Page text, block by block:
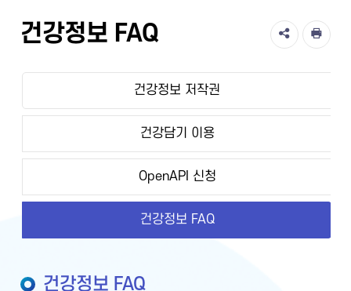
건강정보 FAQ
건강정보 저작권
건강담기 이용
OpenAPI 신청
건강정보 FAQ
건강정보 FAQ